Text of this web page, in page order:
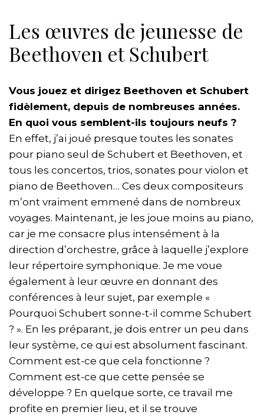
Les œuvres de jeunesse de
Beethoven et Schubert
Vous jouez et dirigez Beethoven et Schubert
fidèlement, depuis de nombreuses années.
En quoi vous semblent-ils toujours neufs ?
En effet, j’ai joué presque toutes les sonates
pour piano seul de Schubert et Beethoven, et
tous les concertos, trios, sonates pour violon et
piano de Beethoven… Ces deux compositeurs
m’ont vraiment emmené dans de nombreux
voyages. Maintenant, je les joue moins au piano,
car je me consacre plus intensément à la
direction d’orchestre, grâce à laquelle j’explore
leur répertoire symphonique. Je me voue
également à leur œuvre en donnant des
conférences à leur sujet, par exemple «
Pourquoi Schubert sonne-t-il comme Schubert
? ». En les préparant, je dois entrer un peu dans
leur système, ce qui est absolument fascinant.
Comment est-ce que cela fonctionne ?
Comment est-ce que cette pensée se
développe ? En quelque sorte, ce travail me
profite en premier lieu, et il se trouve